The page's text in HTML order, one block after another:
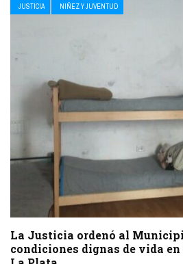
JUSTICIA NIÑEZ Y JUVENTUD
La Justicia ordenó al
condiciones dignas de vida en